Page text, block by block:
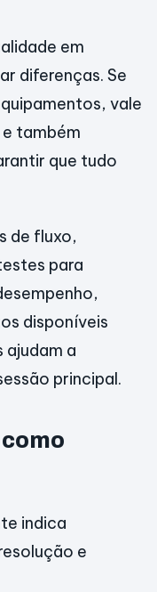
em
diferenças. Se
vale
também
que tudo
de fluxo,
para
disponíveis
ajudam a
principal.
indica
e